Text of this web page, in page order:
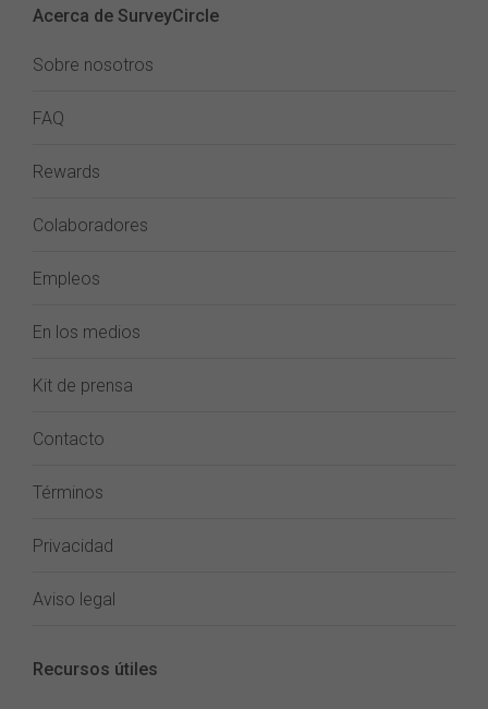
Acerca de SurveyCircle
Sobre nosotros
FAQ
Rewards
Colaboradores
Empleos
En los medios
Kit de prensa
Contacto
Términos
Privacidad
Aviso legal
Recursos útiles